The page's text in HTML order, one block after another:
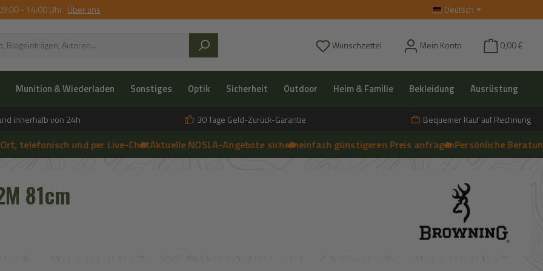
- 14:00 Uhr Über uns Deutsch
Wunschzettel Du hast 0 Produkte auf dem Merkzettel
Mein Konto 0,00 €
Munition & Wiederladen Sonstiges Optik Sicherheit Outdoor Heim & Familie Bekleidung Ausrüstung
innerhalb von 24h 30 Tage Geld-Zurück-Garantie Bequemer Kauf auf Rechnung
und per Live-Chat
➔
🔥 Aktuelle NOSLA-Angebote sichern
➔
🔥 einfach günstigeren Preis anfragen
➔
🔥 Persönliche Beratung
81cm